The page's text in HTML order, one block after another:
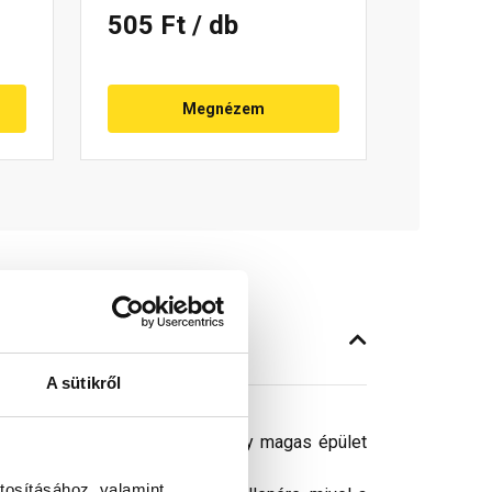
A sütikről
505 Ft / db
Megnézem
Meredek tető, vagy magas épület